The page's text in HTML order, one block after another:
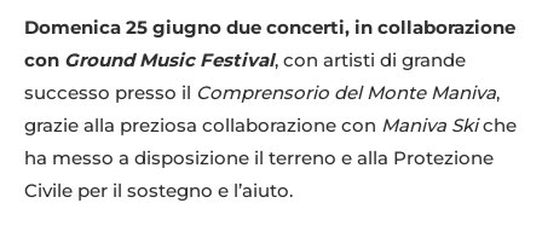
Domenica 25 giugno due concerti, in collaborazione
con Ground Music Festival, con artisti di grande
successo presso il Comprensorio del Monte Maniva,
grazie alla preziosa collaborazione con Maniva Skiche
ha messo a disposizione il terreno e alla Protezione
Civile per il sostegno e l’aiuto.